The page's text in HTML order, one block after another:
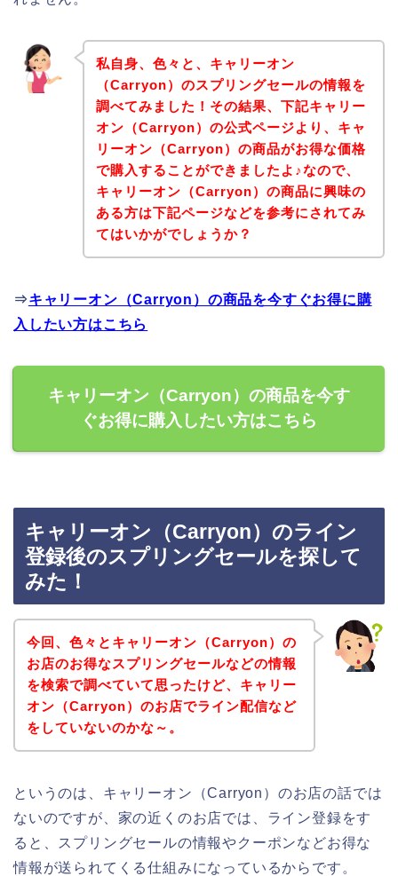
私自身、色々と、キャリーオン
（Carryon）のスプリングセールの情報を
調べてみました！その結果、下記キャリー
オン（Carryon）の公式ページより、キャ
リーオン（Carryon）の商品がお得な価格
で購入することができましたよ♪なので、
キャリーオン（Carryon）の商品に興味の
ある方は下記ページなどを参考にされてみ
てはいかがでしょうか？
⇒キャリーオン（Carryon）の商品を今すぐお得に購
入したい方はこちら
キャリーオン（Carryon）の商品を今す
ぐお得に購入したい方はこちら
キャリーオン（Carryon）のライン
登録後のスプリングセールを探して
みた！
今回、色々とキャリーオン（Carryon）の
お店のお得なスプリングセールなどの情報
を検索で調べていて思ったけど、キャリー
オン（Carryon）のお店でライン配信など
をしていないのかな～。
というのは、キャリーオン（Carryon）のお店の話では
ないのですが、家の近くのお店では、ライン登録をす
ると、スプリングセールの情報やクーポンなどお得な
情報が送られてくる仕組みになっているからです。